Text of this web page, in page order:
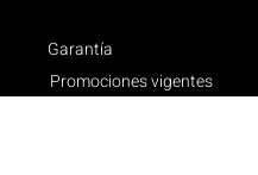
Garantía
Promociones vigentes